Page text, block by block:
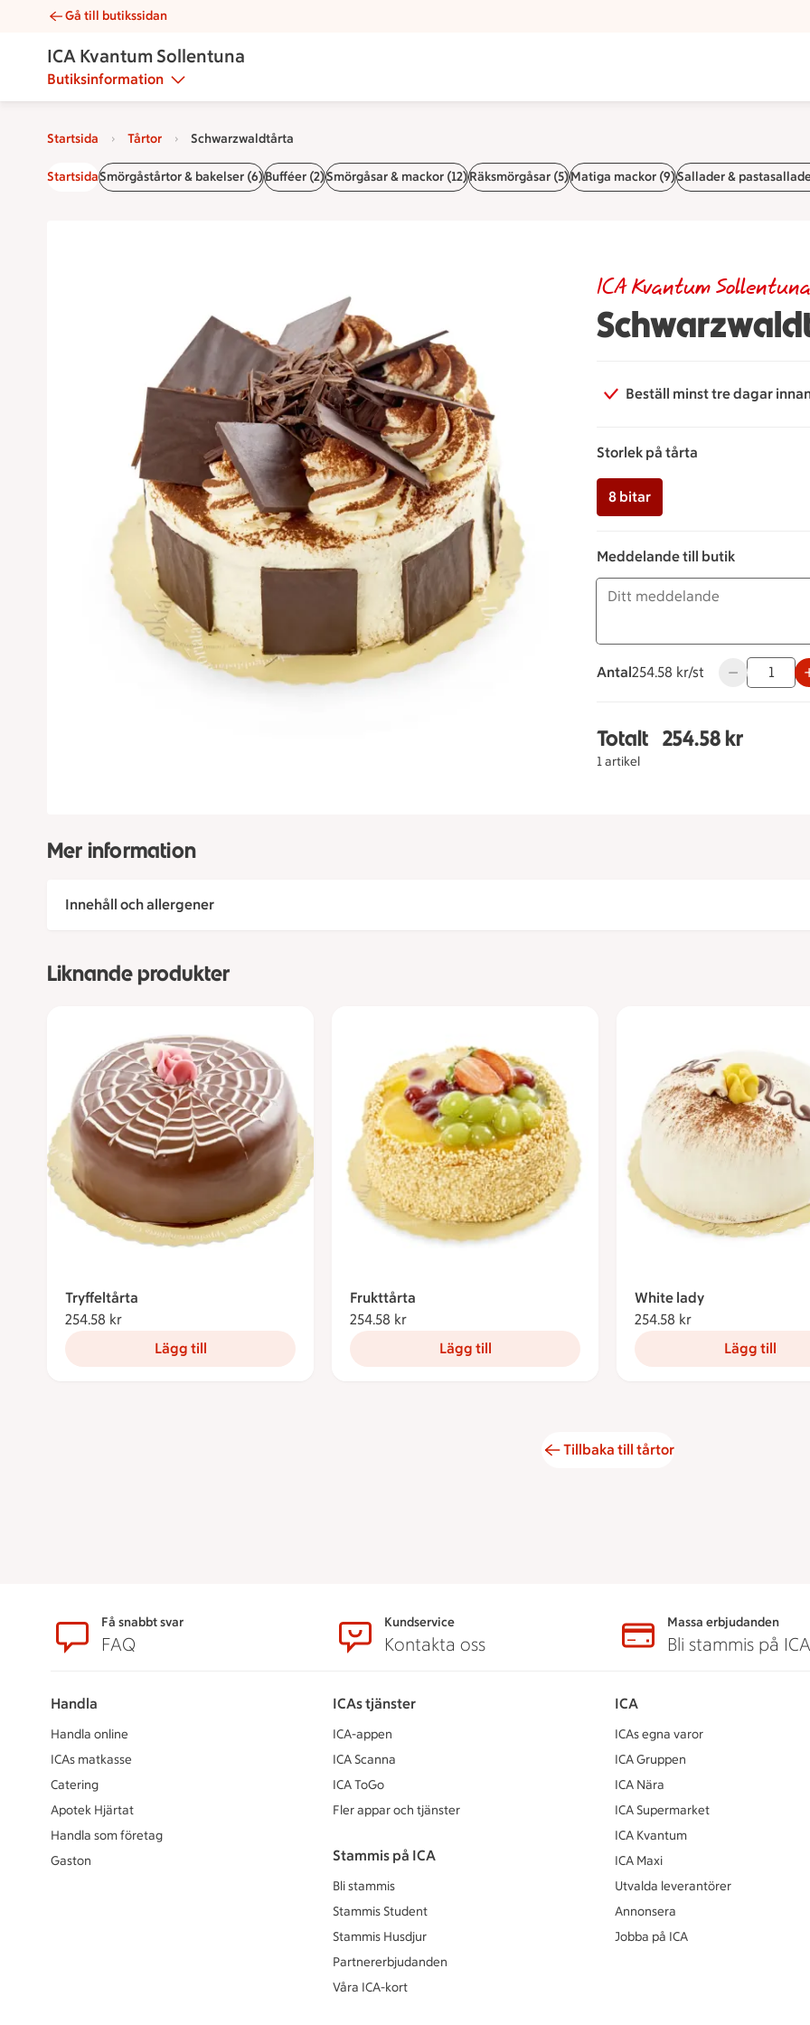
Schwarzwaldtårta | Catering ICA Kvantum Sollentuna
Gå till butikssidan
ICA Kvantum Sollentuna
Butiksinformation
Startsida Tårtor Schwarzwaldtårta
StartsidaSmörgåstårtor & bakelser (6)Bufféer (2)Smörgåsar & mackor (12)Räksmörgåsar (5)Matiga mackor (9)Sallader &
ICA Kvantum Sollentuna
Beställ minst tre dagar
Storlek på tårta
8 bitar
Meddelande till butik
Antal
254.58 kronor styck
254.58 kr/st Använd
Totalt
1 artikel
Totalt 1 stycken
254.58 kr
Mer information
Innehåll och allergener
Liknande produkter
Tryffeltårta
254.58 kr
Lägg till
Frukttårta
254.58 kr
Lägg till
White lady
254.58 kr
Lägg till
Tillbaka till tårtor
SidfotFå snabbt svar
FAQ
Kundservice
Kontakta oss
Massa erbjudanden
Bli stammis på ICA
Handla
Handla online
ICAs matkasse
Catering
Apotek Hjärtat
Handla som företag
Gaston
ICAs tjänster
ICA-appen
ICA Scanna
ICA ToGo
Fler appar och tjänster
Stammis på ICA
Bli stammis
Stammis Student
Stammis Husdjur
Partnererbjudanden
Våra ICA-kort
ICA
ICAs egna varor
ICA Gruppen
ICA Nära
ICA Supermarket
ICA Kvantum
ICA Maxi
Utvalda leverantörer
Annonsera
Jobba på ICA